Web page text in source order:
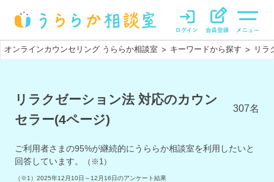
オンラインカウンセリング うららか相談室 > キーワードから探す > リラ
リラクゼーション法 対応のカウン
セラー(4ページ)
307名
ご利用者さまの95%が継続的にうららか相談室を利用したいと
回答しています。
（※1）
（※1） 2025年12月10日～12月16日のアンケート結果